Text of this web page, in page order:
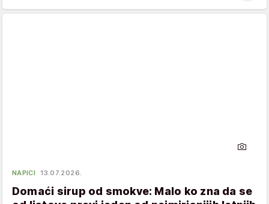
NAPICI 13.07.2026.
Domaći sirup od smokve: Malo ko zna da se